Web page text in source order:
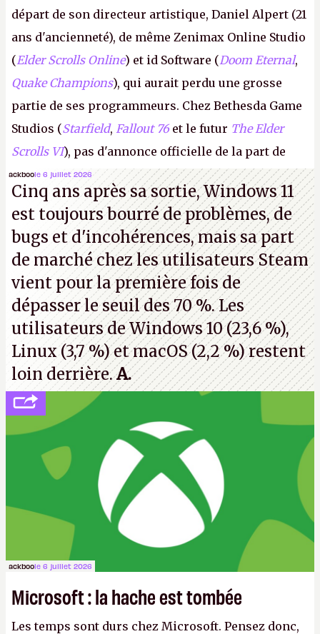
départ de son directeur artistique, Daniel Alpert (21
ans d'ancienneté), de même Zenimax Online Studio
(Elder Scrolls Online) et id Software (Doom Eternal,
Quake Champions), qui aurait perdu une grosse
partie de ses programmeurs. Chez Bethesda Game
Studios (Starfield, Fallout 76 et le futur The Elder
Scrolls VI), pas d'annonce officielle de la part de
Microsoft, mais le syndicat des employés confirme
de nombreux licenciements.A.
ackboole 6 juillet 2026
Cinq ans après sa sortie, Windows 11
est toujours bourré de problèmes, de
bugs et d'incohérences, mais sa part
de marché chez les utilisateurs Steam
vient pour la première fois de
dépasser le seuil des 70 %. Les
utilisateurs de Windows 10 (23,6 %),
Linux (3,7 %) et macOS (2,2 %) restent
loin derrière.A.
ackboole 6 juillet 2026
Microsoft : la hache est tombée
Les temps sont durs chez Microsoft. Pensez donc,